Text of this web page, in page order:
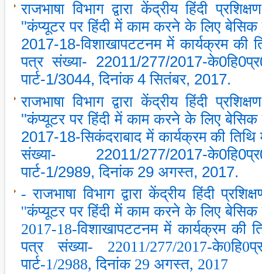
राजभाषा विभाग द्वारा केंद्रीय हिंदी
''कंप्‍यूटर पर हिंदी में काम करने के लिए बेसिक
2017-18-विशाखापटटनम में कार्यक्रम की
पत्र संख्‍या- 22011/277/2017-
पार्ट-1/3044, दिनांक 4 सितंबर, 2017.
राजभाषा विभाग द्वारा केंद्रीय हिंदी
''कंप्‍यूटर पर हिंदी में काम करने के लिए बेसिक
2017-18-सिकंदराबाद में कार्यक्रम की तिथि
संख्‍या- 22011/277/2017-
पार्ट-1/2989, दिनांक 29 अगस्‍त, 2017.
- राजभाषा विभाग द्वारा केंद्रीय हिंदी
''कंप्‍यूटर पर हिंदी में काम करने के लिए बेसिक
2017-18-विशाखापटटनम में कार्यक्रम की
पत्र संख्‍या- 22011/277/2017-
पार्ट-1/2988, दिनांक 29 अगस्‍त, 2017